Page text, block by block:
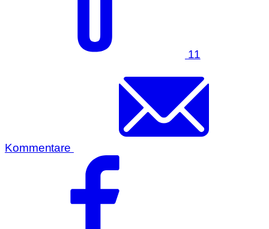
11
Kommentare